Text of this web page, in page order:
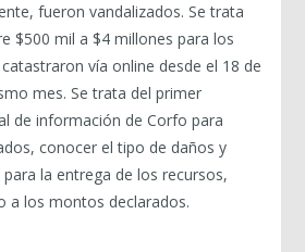
fueron vandalizados. Se trata
$500 mil a $4 millones para los
vía online desde el 18 de
mes. Se trata del primer
de información de Corfo para
conocer el tipo de daños y
la entrega de los recursos,
a los montos declarados.